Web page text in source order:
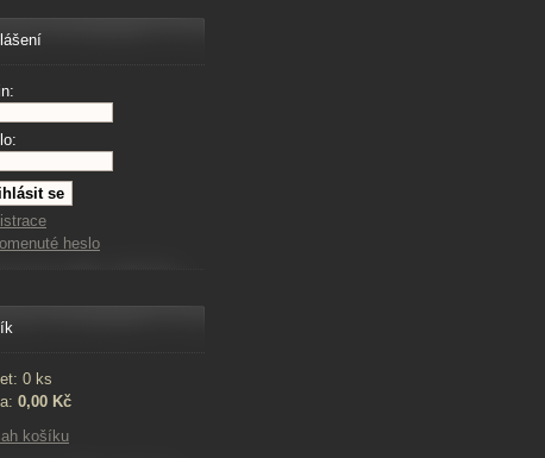
heslo
0 ks
0,00 Kč
košíku